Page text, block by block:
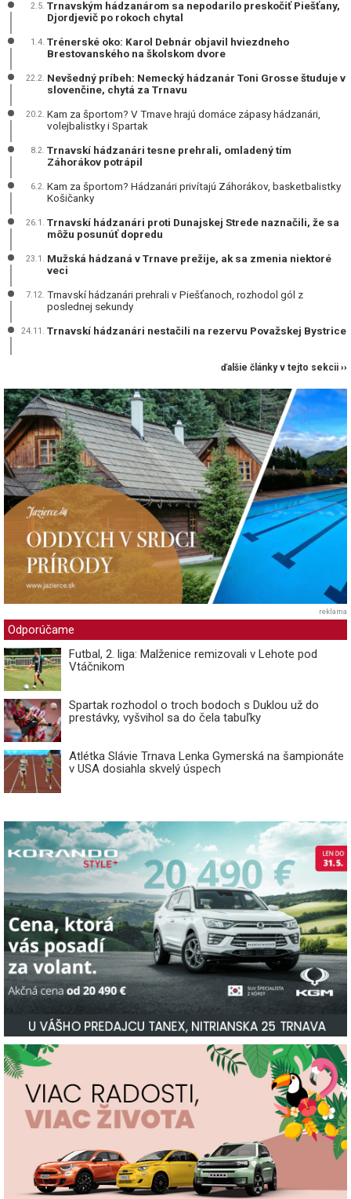
2.5. Trnavským hádzanárom sa nepodarilo preskočiť Piešťany,
Djordjevič po rokoch chytal
1.4. Trénerské oko: Karol Debnár objavil hviezdneho
Brestovanského na školskom dvore
22.2. Nevšedný príbeh: Nemecký hádzanár Toni Grosse študuje v
slovenčine, chytá za Trnavu
20.2. Kam za športom? V Trnave hrajú domáce zápasy hádzanári,
volejbalistky i Spartak
8.2. Trnavskí hádzanári tesne prehrali, omladený tím
Záhorákov potrápil
6.2. Kam za športom? Hádzanári privítajú Záhorákov, basketbalistky
Košičanky
26.1. Trnavskí hádzanári proti Dunajskej Strede naznačili, že sa
môžu posunúť dopredu
23.1. Mužská hádzaná v Trnave prežije, ak sa zmenia niektoré
veci
7.12. Trnavskí hádzanári prehrali v Piešťanoch, rozhodol gól z
poslednej sekundy
24.11. Trnavskí hádzanári nestačili na rezervu Považskej Bystrice
ďalšie články v tejto sekcii ››
reklama
Odporúčame
Futbal, 2. liga: Malženice remizovali v Lehote pod
Vtáčnikom
Spartak rozhodol o troch bodoch s Duklou už do
prestávky, vyšvihol sa do čela tabuľky
Atlétka Slávie Trnava Lenka Gymerská na šampionáte
v USA dosiahla skvelý úspech